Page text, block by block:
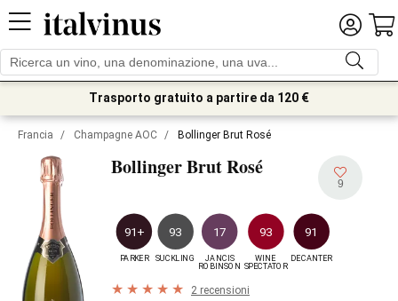
Trasporto gratuito a partire da 120 €
Francia / Champagne AOC / Bollinger Brut Rosé
Bollinger Brut Rosé
9
91+
PARKER
93
SUCKLING
17
JANCIS
ROBINSON
93
WINE
SPECTATOR
91
DECANTER
2 recensioni